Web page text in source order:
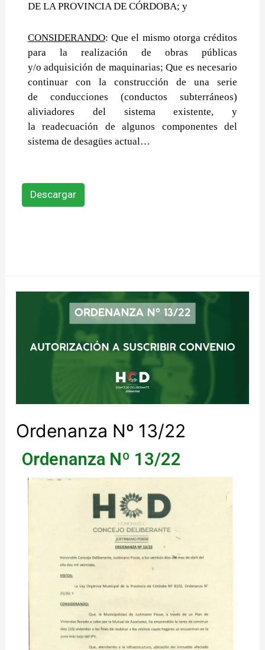
DE LA PROVINCIA DE CÓRDOBA; y
CONSIDERANDO: Que el mismo otorga créditos
para la realización de obras públicas
y/oadquisición de maquinarias;Que es necesario
continuar con la construcción de una serie
de conducciones (conductos subterráneos)
aliviadores del sistema existente, y
lareadecuación de algunos componentes del
sistema de desagües actual…
Descargar
Ordenanza Nº 13/22
Ordenanza Nº 13/22